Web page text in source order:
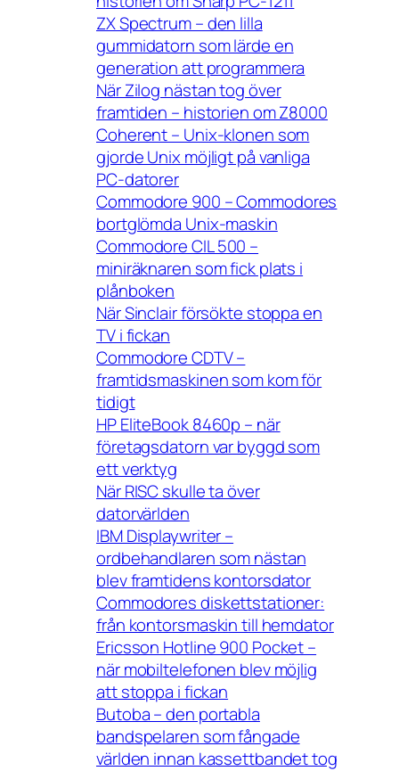
ZX Spectrum – den lilla
gummidatorn som lärde en
generation att programmera
När Zilog nästan tog över
framtiden – historien om Z8000
Coherent – Unix-klonen som
gjorde Unix möjligt på vanliga
PC-datorer
Commodore 900 – Commodores
bortglömda Unix-maskin
Commodore CIL 500 –
miniräknaren som fick plats i
plånboken
När Sinclair försökte stoppa en
TV i fickan
Commodore CDTV –
framtidsmaskinen som kom för
tidigt
HP EliteBook 8460p – när
företagsdatorn var byggd som
ett verktyg
När RISC skulle ta över
datorvärlden
IBM Displaywriter –
ordbehandlaren som nästan
blev framtidens kontorsdator
Commodores diskettstationer:
från kontorsmaskin till hemdator
Ericsson Hotline 900 Pocket –
när mobiltelefonen blev möjlig
att stoppa i fickan
Butoba – den portabla
bandspelaren som fångade
världen innan kassettbandet tog